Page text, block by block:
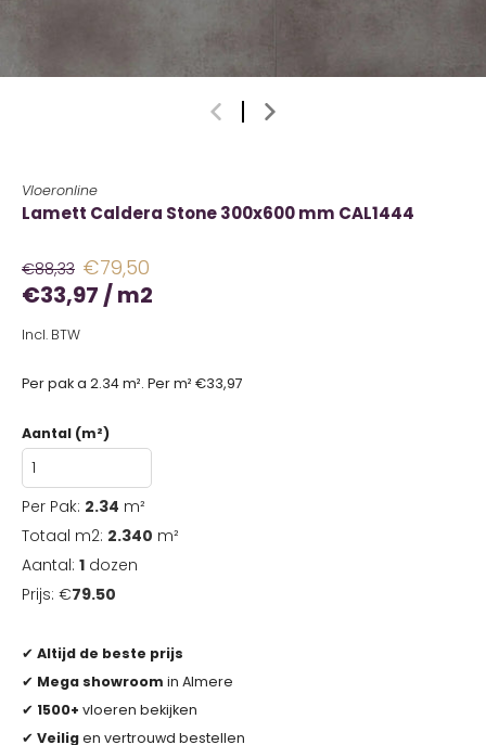
Vloeronline
Lamett Caldera Stone 300x600 mm CAL1444
€88,33 €79,50
€33,97 /m2
Incl. BTW
Per pak a 2.34 m². Per m² €33,97
Aantal (m²)
Per Pak: 2.34 m²
Totaal m2: 2.340 m²
Aantal: 1 dozen
Prijs: €79.50
✔ Altijd de beste prijs
✔ Mega showroom in Almere
✔ 1500+ vloeren bekijken
✔ Veiligen vertrouwd bestellen